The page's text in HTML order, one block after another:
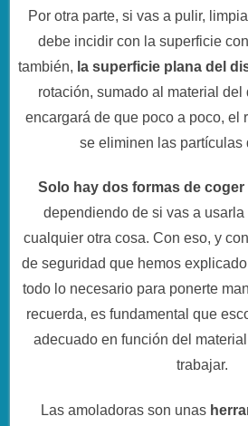
Por otra parte, si vas a pulir,
debe incidir con la superficie
también, la superficie plana del
rotación, sumado al material del
encargará de que poco a poco, el
se eliminen las partículas
Solo hay dos formas de
dependiendo de si vas a usarla
cualquier otra cosa. Con eso, y
de seguridad que hemos
todo lo necesario para ponerte
recuerda, es fundamental que
adecuado en función del
trabajar.
Las amoladoras son unas